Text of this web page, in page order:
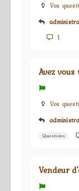
Vos
1
Avez
Vos
Questions
Vendeur